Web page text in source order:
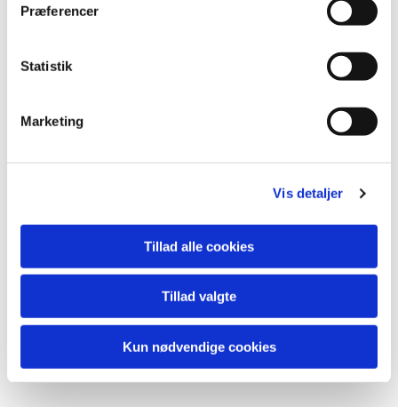
Præferencer
Statistik
Marketing
Vis detaljer
Tillad alle cookies
Tillad valgte
Kun nødvendige cookies